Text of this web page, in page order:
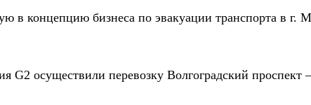
в концепцию бизнеса по эвакуации транспорта в г.
G2 осуществили перевозку Волгоградский